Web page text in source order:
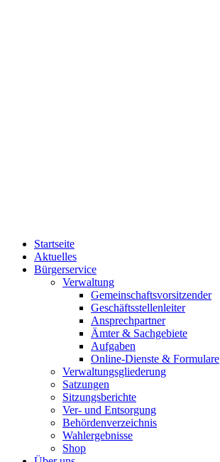
Startseite
Aktuelles
Bürgerservice
Verwaltung
Gemeinschaftsvorsitzender
Geschäftsstellenleiter
Ansprechpartner
Ämter & Sachgebiete
Aufgaben
Online-Dienste & Formulare
Verwaltungsgliederung
Satzungen
Sitzungsberichte
Ver- und Entsorgung
Behördenverzeichnis
Wahlergebnisse
Shop